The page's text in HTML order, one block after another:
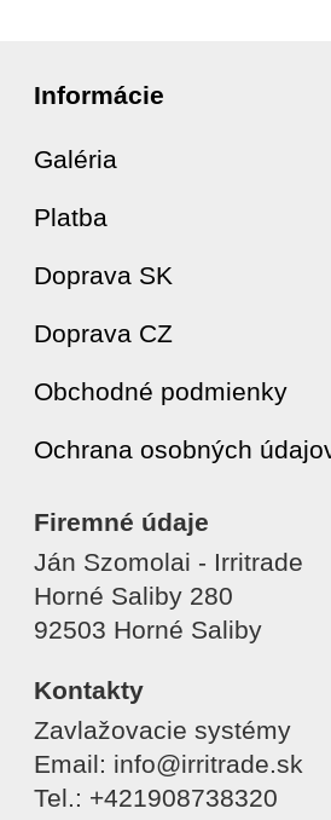
Informácie
Galéria
Platba
Doprava SK
Doprava CZ
Obchodné podmienky
Ochrana osobných
Firemné údaje
Ján Szomolai - Irritrade
Horné Saliby 280
92503 Horné Saliby
Kontakty
Zavlažovacie systémy
Email: info@irritrade.sk
Tel.: +421908738320